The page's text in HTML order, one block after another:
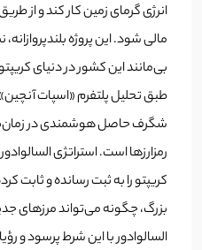
انرژی گرمای زمین‌ کار کند و از
مالی شود. این پروژه
بی‌مانند این کشور در دنیای
شگرف حاصل هوشمندی در
رمزارزها است. استراتژی
کریپتو را به ثبت رسانده و
بزرگ، چگونه می‌تواند مرزهای
السالوادور با این شرط پرسود و